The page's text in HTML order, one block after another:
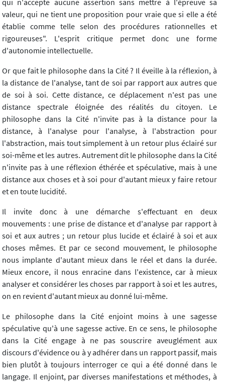
qui n'accepte aucune assertion sans mettre à l'épreuve sa
valeur, qui ne tient une proposition pour vraie que si elle a été
établie comme telle selon des procédures rationnelles et
rigoureuses". L'esprit critique permet donc une forme
d'autonomie intellectuelle.
Or que fait le philosophe dans la Cité ? Il éveille à la réflexion, à
la distance de l'analyse, tant de soi par rapport aux autres que
de soi à soi. Cette distance, ce déplacement n'est pas une
distance spectrale éloignée des réalités du citoyen. Le
philosophe dans la Cité n'invite pas à la distance pour la
distance, à l'analyse pour l'analyse, à l'abstraction pour
l'abstraction, mais tout simplement à un retour plus éclairé sur
soi-même et les autres. Autrement dit le philosophe dans la Cité
n'invite pas à une réflexion éthérée et spéculative, mais à une
distance aux choses et à soi pour d'autant mieux y faire retour
et en toute lucidité.
Il invite donc à une démarche s'effectuant en deux
mouvements : une prise de distance et d'analyse par rapport à
soi et aux autres ; un retour plus lucide et éclairé à soi et aux
choses mêmes. Et par ce second mouvement, le philosophe
nous implante d'autant mieux dans le réel et dans la durée.
Mieux encore, il nous enracine dans l'existence, car à mieux
analyser et considérer les choses par rapport à soi et les autres,
on en revient d'autant mieux au donné lui-même.
Le philosophe dans la Cité enjoint moins à une sagesse
spéculative qu'à une sagesse active. En ce sens, le philosophe
dans la Cité engage à ne pas souscrire aveuglément aux
discours d'évidence ou à y adhérer dans un rapport passif, mais
bien plutôt à toujours interroger ce qui a été donné dans le
langage. Il enjoint, par diverses manifestations et méthodes, à